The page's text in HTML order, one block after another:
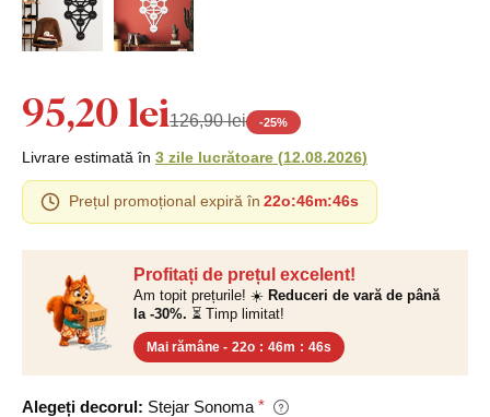
Profitați de prețul excelent!
Am topit prețurile! ☀️ Reduceri de vară de până
la -30%. ⏳ Timp limitat!
Mai rămâne - 22o : 46m : 45s
Alegeți decorul: Stejar Sonoma
95,20 lei126,90 lei -25%
Livrare estimată în 3 zile lucrătoare (12.08.2026)
Prețul promoțional expiră în 22o:46m:45s